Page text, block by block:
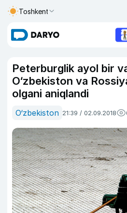
Toshkent
Peterburglik ayol bir
O‘zbekiston va
olgani aniqlandi
O‘zbekiston 21:39 / 02.09.2018